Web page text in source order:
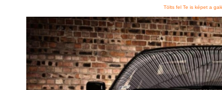
Tölts fel Te is képet a